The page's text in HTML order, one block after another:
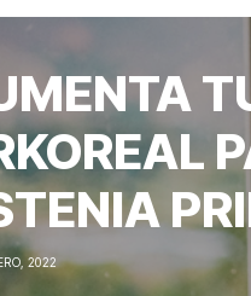
2022